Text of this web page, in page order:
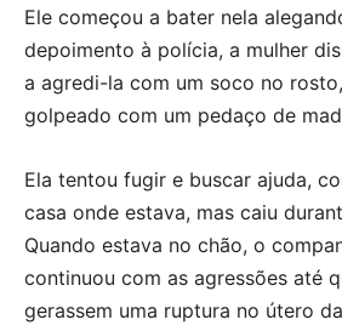
Ele começou a bater nela
depoimento à polícia, a mulher
a agredi-la com um soco no
golpeado com um pedaço de
Ela tentou fugir e buscar ajuda,
casa onde estava, mas caiu
Quando estava no chão, o
continuou com as agressões até
gerassem uma ruptura no útero